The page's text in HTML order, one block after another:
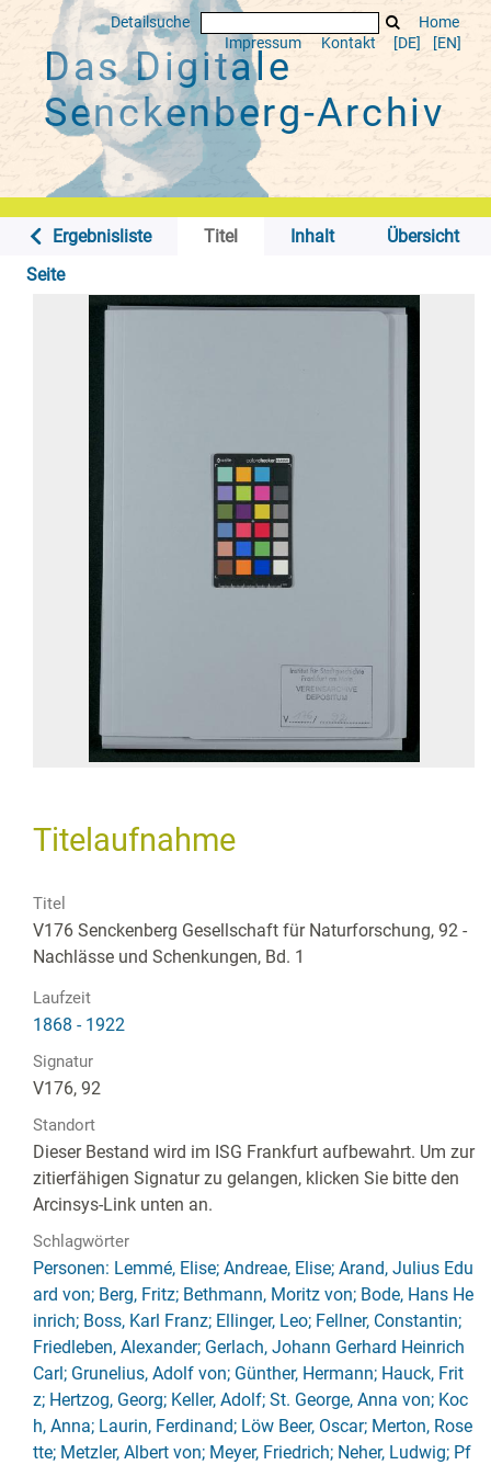
Detailsuche
Home
Impressum
Kontakt [DE] [EN]
Das Digitale
Senckenberg-Archiv
Ergebnisliste Titel Inhalt
Übersicht
Seite
Titelaufnahme
Titel
V176 Senckenberg Gesellschaft für Naturforschung, 92 -
Nachlässe und Schenkungen, Bd. 1
Laufzeit
1868 - 1922
Signatur
V176, 92
Standort
Dieser Bestand wird im ISG Frankfurt aufbewahrt. Um zur
zitierfähigen Signatur zu gelangen, klicken Sie bitte den
Arcinsys-Link unten an.
Schlagwörter
Personen: Lemmé, Elise; Andreae, Elise; Arand, Julius Edu
ard von; Berg, Fritz; Bethmann, Moritz von; Bode, Hans He
inrich; Boss, Karl Franz; Ellinger, Leo; Fellner, Constantin;
Friedleben, Alexander; Gerlach, Johann Gerhard Heinrich
Carl; Grunelius, Adolf von; Günther, Hermann; Hauck, Frit
z; Hertzog, Georg; Keller, Adolf; St. George, Anna von; Koc
h, Anna; Laurin, Ferdinand; Löw Beer, Oscar; Merton, Rose
tte; Metzler, Albert von; Meyer, Friedrich; Neher, Ludwig; Pf